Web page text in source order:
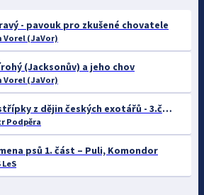
- pavouk pro zkušené chovatele
Vorel (JaVor)
(Jacksonův) a jeho chov
Vorel (JaVor)
Zapomenuté střípky z dějin českých exotářů - 3.část
Podpěra
psů 1. část – Puli, Komondor
LeS